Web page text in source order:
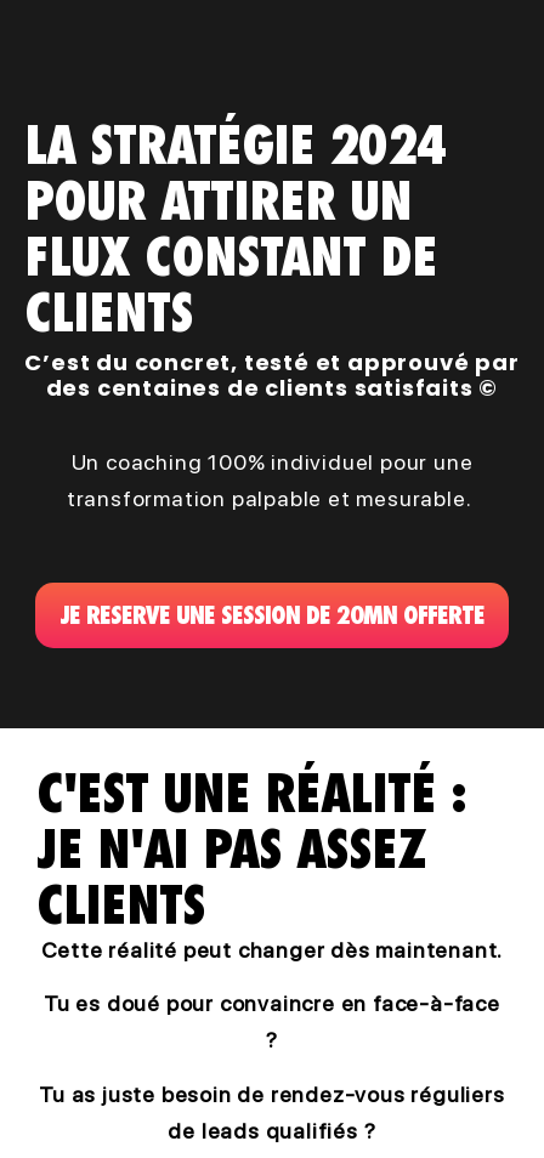
LA STRATÉGIE 2024
POUR ATTIRER UN
FLUX CONSTANT DE
CLIENTS
C’est du concret, testé et approuvé par
des centaines de clients satisfaits ©
Un coaching 100% individuel pour une
transformation palpable et mesurable.
JE RESERVE UNE SESSION DE 20MN OFFERTE
C'EST UNE RÉALITÉ :
JE N'AI PAS ASSEZ
CLIENTS
Cette réalité peut changer dès maintenant.
Tu es doué pour convaincre en face-à-face
?
Tu as juste besoin de rendez-vous réguliers
de leads qualifiés ?